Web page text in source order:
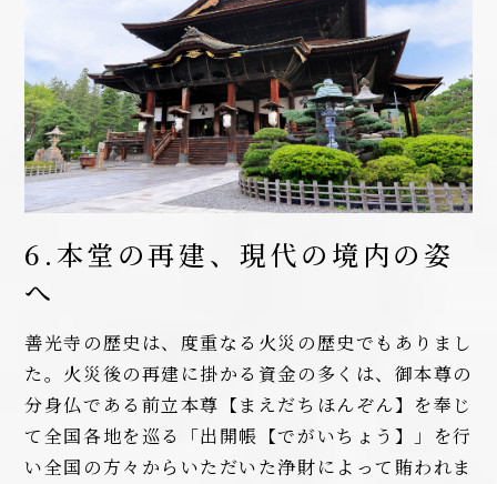
6.本堂の再建、現代の境内の姿
へ
善光寺の歴史は、度重なる火災の歴史でもありまし
た。火災後の再建に掛かる資金の多くは、御本尊の
分身仏である前立本尊【まえだちほんぞん】を奉じ
て全国各地を巡る「出開帳【でがいちょう】」を行
い全国の方々からいただいた浄財によって賄われま